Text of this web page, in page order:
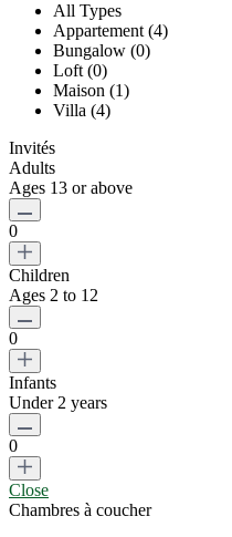
All Types
Appartement (4)
Bungalow (0)
Loft (0)
Maison (1)
Villa (4)
Invités
Adults
Ages 13 or above
0
Children
Ages 2 to 12
0
Infants
Under 2 years
0
Close
Chambres à coucher